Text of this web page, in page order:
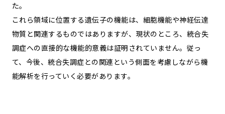
た。
これら領域に位置する遺伝子の機能は、細胞機能や神経伝達
物質と関連するものではありますが、現状のところ、統合失
調症への直接的な機能的意義は証明されていません。従っ
て、今後、統合失調症との関連という側面を考慮しながら機
能解析を行っていく必要があります。